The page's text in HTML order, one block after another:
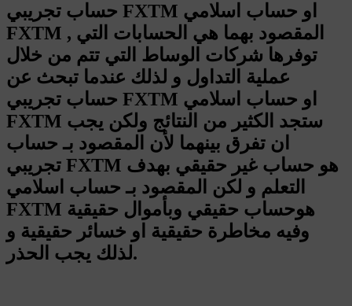
حساب تجريبي FXTM او حساب اسلامي
FXTM , المقصود بهما هي الحسابات التي
توفرها شركات الوساط التي تتم من خلال
عملية التداول و لذلك عندما تبحث عن
حساب تجريبي FXTM او حساب اسلامي
FXTM ستجد الكثير من النتائج ولكن يجب
ان تفرق بينهما لأن المقصود بـ حساب
تجريبي FXTM هو حساب غير حقيقي بهدف
التعلم و لكن المقصود بـ حساب اسلامي
FXTM هوحساب حقيقي وبأموال حقيقية
وفيه مخاطرة حقيقية او خسائر حقيقية و
لذلك يجب الحذر.